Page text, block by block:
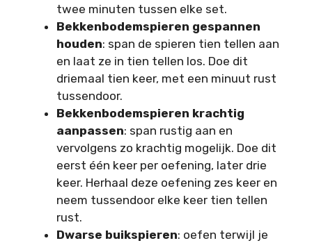
twee minuten tussen elke set.
Bekkenbodemspieren gespannen
houden: span de spieren tien tellen aan
en laat ze in tien tellen los. Doe dit
driemaal tien keer, met een minuut rust
tussendoor.
Bekkenbodemspieren krachtig
aanpassen: span rustig aan en
vervolgens zo krachtig mogelijk. Doe dit
eerst één keer per oefening, later drie
keer. Herhaal deze oefening zes keer en
neem tussendoor elke keer tien tellen
rust.
Dwarse buikspieren: oefen terwijl je